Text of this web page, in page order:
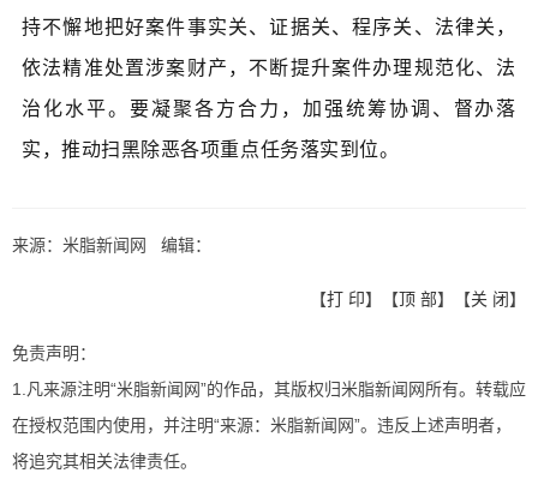
持不懈地把好案件事实关、证据关、程序关、法律关，
依法精准处置涉案财产，不断提升案件办理规范化、法
治化水平。要凝聚各方合力，加强统筹协调、督办落
实，推动扫黑除恶各项重点任务落实到位。
来源：米脂新闻网 编辑：
【打 印】【顶 部】【关 闭】
免责声明：
1.凡来源注明“米脂新闻网”的作品，其版权归米脂新闻网所有。转载应
在授权范围内使用，并注明“来源：米脂新闻网”。违反上述声明者，
将追究其相关法律责任。